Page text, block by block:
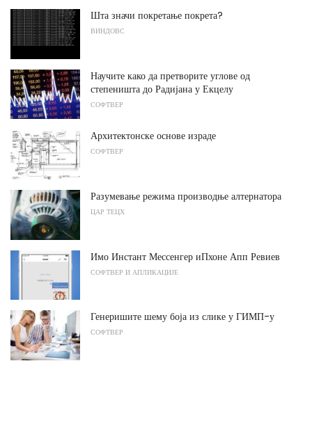
Шта значи покретање покрета?
ВИНДОВС
Научите како да претворите углове од
степеништа до Радијана у Екцелу
СОФТВЕР
Архитектонске основе израде
СОФТВЕР
Разумевање режима производње алтернатора
ЦАР ТЕЦХ
Имо Инстант Мессенгер иПхоне Апп Ревиев
СОФТВЕР И АПЛИКАЦИЈЕ
Генеришите шему боја из слике у ГИМП-у
СОФТВЕР